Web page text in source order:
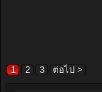
1 2 3 ต่อไป >